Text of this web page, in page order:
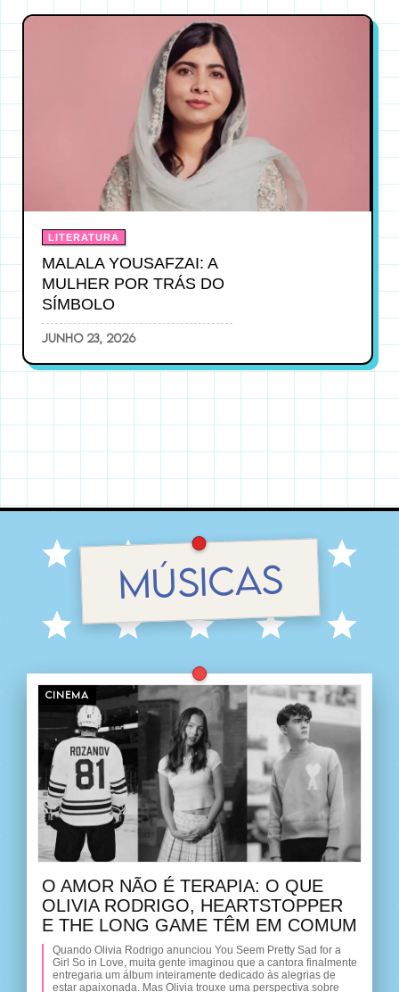
LITERATURA
MALALA YOUSAFZAI: A
MULHER POR TRÁS DO
SÍMBOLO
junho 23, 2026
MÚSICAS
CINEMA
O AMOR NÃO É TERAPIA: O QUE
OLIVIA RODRIGO, HEARTSTOPPER
E THE LONG GAME TÊM EM COMUM
Quando Olivia Rodrigo anunciou You Seem Pretty Sad for a
Girl So in Love, muita gente imaginou que a cantora finalmente
entregaria um álbum inteiramente dedicado às alegrias de
estar apaixonada. Mas Olivia trouxe uma perspectiva sobre